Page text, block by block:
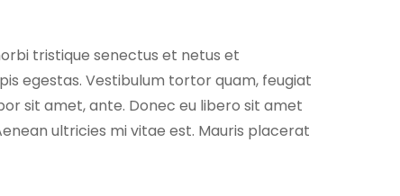
tristique senectus et netus et
egestas. Vestibulum tortor quam, feugiat
sit amet, ante. Donec eu libero sit amet
ultricies mi vitae est. Mauris placerat